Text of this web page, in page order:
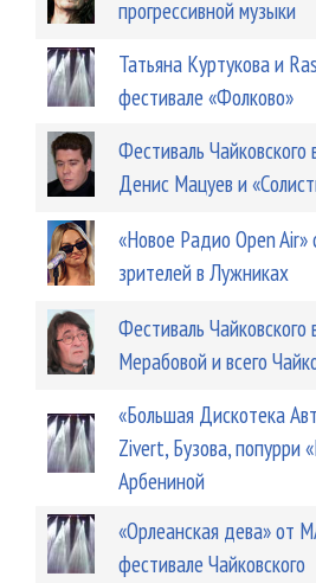
прогрессивной музыки
Татьяна Куртукова и
фестивале «Фолково»
Фестиваль
Денис Мацуев и
«Новое Радио Open
зрителей в Лужниках
Фестиваль
Мерабовой и всего
«Большая Дискотека
Zivert, Бузова, попурри
Арбениной
«Орлеанская дева» от
фестивале Чайковского